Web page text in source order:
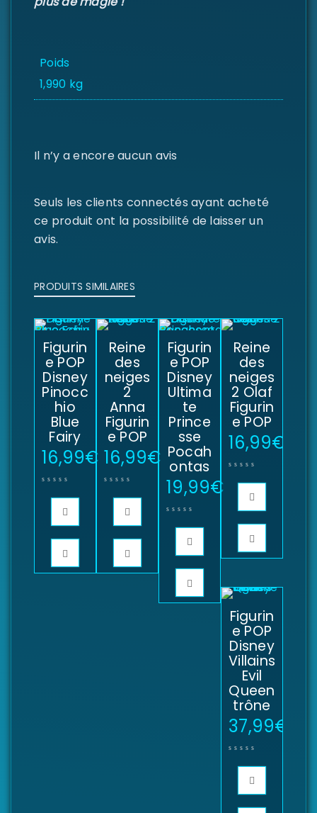
Poids
1,990 kg
Il n’y a encore aucun avis
Seuls les clients connectés ayant acheté
ce produit ont la possibilité de laisser un
avis.
PRODUITS SIMILAIRES
Figurin
e POP
Disney
Pinocc
hio
Blue
Fairy
16,99€
Reine
des
neiges
2
Anna
Figurin
e POP
16,99€
Figurin
e POP
Disney
Ultima
te
Prince
sse
Pocah
ontas
19,99€
Reine
des
neiges
2 Olaf
Figurin
e POP
16,99€
Figurin
e POP
Disney
Villains
Evil
Queen
trône
37,99€